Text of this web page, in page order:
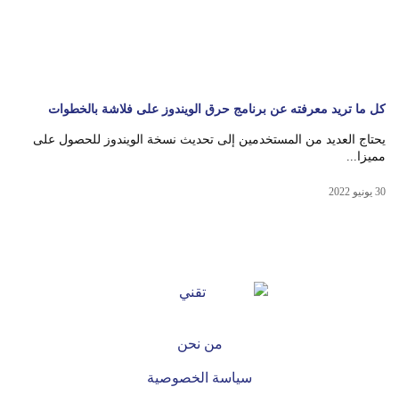
كل ما تريد معرفته عن برنامج حرق الويندوز على فلاشة بالخطوات
يحتاج العديد من المستخدمين إلى تحديث نسخة الويندوز للحصول على
مميزا...
30 يونيو 2022
من نحن
سياسة الخصوصية